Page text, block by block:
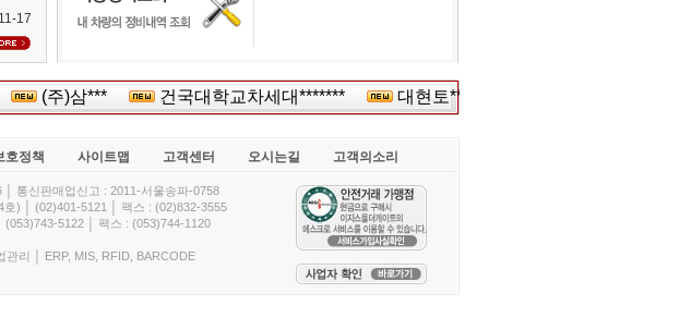
17
(주)삼*** 건국대학교차세대******* 대현토***
호정책 사이트맵 고객센터 오시는길 고객의소리
통신판매업신고 : 2011-서울송파-0758
) │ (02)401-5121 │ 팩스 : (02)832-3555
5122 │ 팩스 : (053)744-1120
리 │ ERP, MIS, RFID, BARCODE